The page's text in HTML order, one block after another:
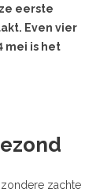
eerste
Even vier
mei is het
zachte